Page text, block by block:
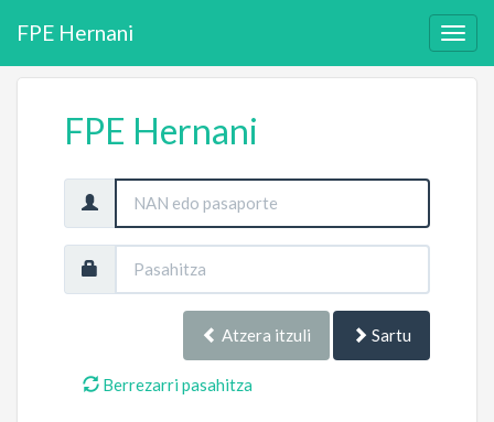
FPE Hernani
FPE Hernani
Atzera itzuli Sartu
Berrezarri pasahitza